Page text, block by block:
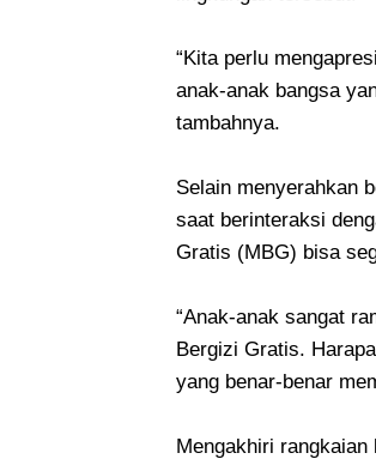
“Kita perlu
anak-anak bangsa
tambahnya.
Selain menyerahkan
saat berinteraksi
Gratis (MBG) bisa
“Anak-anak sangat
Bergizi Gratis.
yang benar-benar
Mengakhiri rangkaian